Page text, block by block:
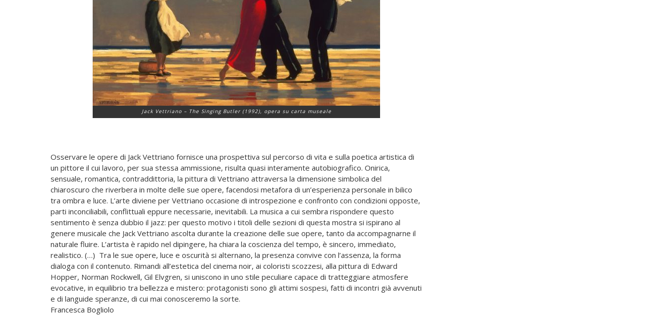
Jack Vettriano – The Singing Butler(1992), opera su carta museale
Osservare le opere di Jack Vettriano fornisce una prospettiva sul percorso di vita e sulla poetica artistica di
un pittore il cui lavoro, per sua stessa ammissione, risulta quasi interamente autobiografico. Onirica,
sensuale, romantica, contraddittoria, la pittura di Vettriano attraversa la dimensione simbolica del
chiaroscuro che riverbera in molte delle sue opere, facendosi metafora di un’esperienza personale in bilico
tra ombra e luce. L’arte diviene per Vettriano occasione di introspezione e confronto con condizioni opposte,
parti inconciliabili, conflittuali eppure necessarie, inevitabili. La musica a cui sembra rispondere questo
sentimento è senza dubbio il jazz: per questo motivo i titoli delle sezioni di questa mostra si ispirano al
genere musicale che Jack Vettriano ascolta durante la creazione delle sue opere, tanto da accompagnarne il
naturale fluire. L’artista è rapido nel dipingere, ha chiara la coscienza del tempo, è sincero, immediato,
realistico. (…) Tra le sue opere, luce e oscurità si alternano, la presenza convive con l’assenza, la forma
dialoga con il contenuto. Rimandi all’estetica del cinema noir, ai coloristi scozzesi, alla pittura di Edward
Hopper, Norman Rockwell, Gil Elvgren, si uniscono in uno stile peculiare capace di tratteggiare atmosfere
evocative, in equilibrio tra bellezza e mistero: protagonisti sono gli attimi sospesi, fatti di incontri già avvenuti
e di languide speranze, di cui mai conosceremo la sorte.
Francesca Bogliolo